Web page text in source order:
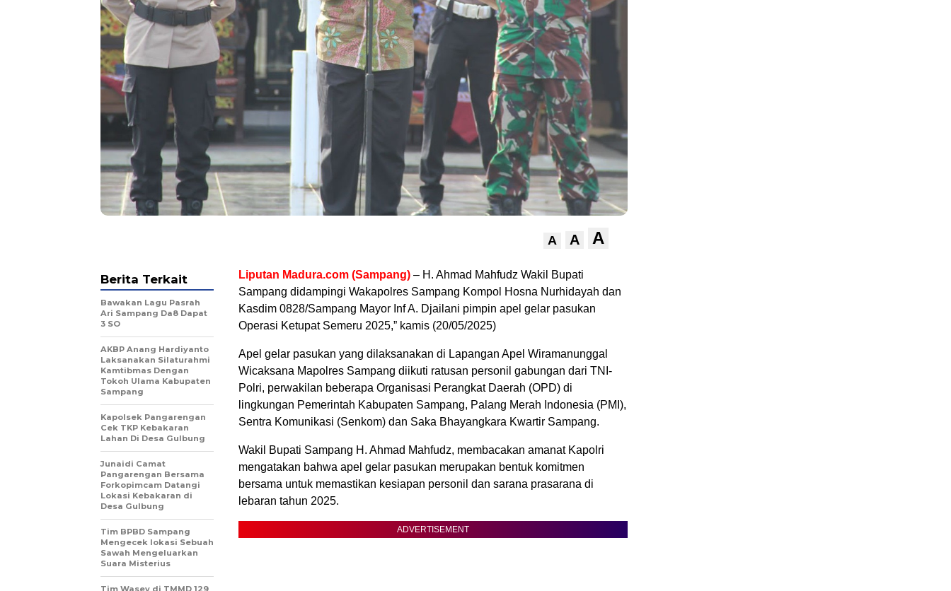
A A A
Liputan Madura.com (Sampang) – H. Ahmad Mahfudz Wakil Bupati
Sampang didampingi Wakapolres Sampang Kompol Hosna Nurhidayah dan
Kasdim 0828/Sampang Mayor Inf A. Djailani pimpin apel gelar pasukan
Operasi Ketupat Semeru 2025,” kamis (20/05/2025)
Apel gelar pasukan yang dilaksanakan di Lapangan Apel Wiramanunggal
Wicaksana Mapolres Sampang diikuti ratusan personil gabungan dari TNI-
Polri, perwakilan beberapa Organisasi Perangkat Daerah (OPD) di
lingkungan Pemerintah Kabupaten Sampang, Palang Merah Indonesia (PMI),
Sentra Komunikasi (Senkom) dan Saka Bhayangkara Kwartir Sampang.
Wakil Bupati Sampang H. Ahmad Mahfudz, membacakan amanat Kapolri
mengatakan bahwa apel gelar pasukan merupakan bentuk komitmen
bersama untuk memastikan kesiapan personil dan sarana prasarana di
lebaran tahun 2025.
ADVERTISEMENT
Berita Terkait
Bawakan Lagu Pasrah
Ari Sampang Da8 Dapat
3 SO
AKBP Anang Hardiyanto
Laksanakan Silaturahmi
Kamtibmas Dengan
Tokoh Ulama Kabupaten
Sampang
Kapolsek Pangarengan
Cek TKP Kebakaran
Lahan Di Desa Gulbung
Junaidi Camat
Pangarengan Bersama
Forkopimcam Datangi
Lokasi Kebakaran di
Desa Gulbung
Tim BPBD Sampang
Mengecek lokasi Sebuah
Sawah Mengeluarkan
Suara Misterius
Tim Wasev di TMMD 129